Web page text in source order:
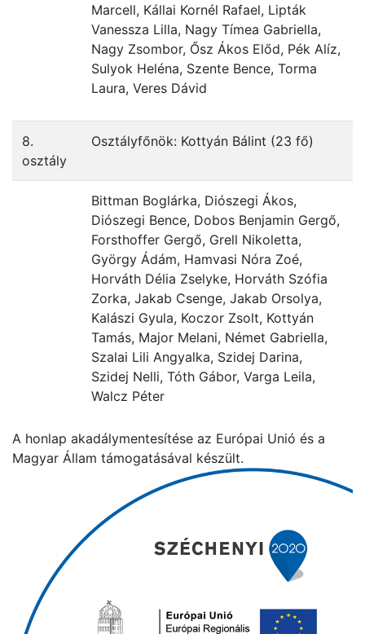
Marcell, Kállai Kornél Rafael, Lipták
Vanessza Lilla, Nagy Tímea Gabriella,
Nagy Zsombor, Ősz Ákos Előd, Pék Alíz,
Sulyok Heléna, Szente Bence, Torma
Laura, Veres Dávid
8.
osztály
Osztályfőnök: Kottyán Bálint (23 fő)
Bittman Boglárka, Diószegi Ákos,
Diószegi Bence, Dobos Benjamin Gergő,
Forsthoffer Gergő, Grell Nikoletta,
György Ádám, Hamvasi Nóra Zoé,
Horváth Délia Zselyke, Horváth Szófia
Zorka, Jakab Csenge, Jakab Orsolya,
Kalászi Gyula, Koczor Zsolt, Kottyán
Tamás, Major Melani, Német Gabriella,
Szalai Lili Angyalka, Szidej Darina,
Szidej Nelli, Tóth Gábor, Varga Leila,
Walcz Péter
A honlap akadálymentesítése az Európai Unió és a
Magyar Állam támogatásával készült.